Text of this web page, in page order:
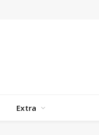
Extra